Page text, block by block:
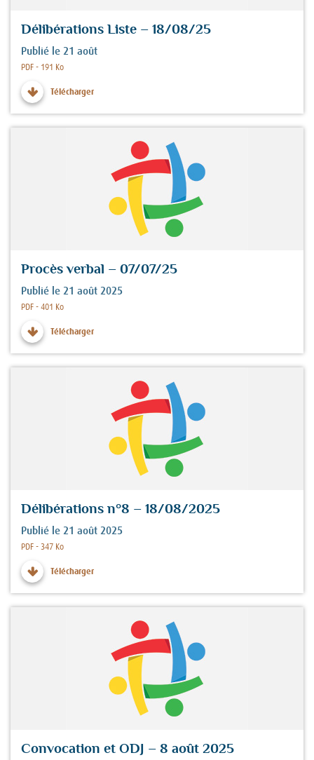
Délibérations Liste – 18/08/25
Publié le 21 août
Fichier :
PDF - 191 Ko
Télécharger
Procès verbal – 07/07/25
Publié le 21 août 2025
Fichier :
PDF - 401 Ko
Télécharger
Délibérations n°8 – 18/08/2025
Publié le 21 août 2025
Fichier :
PDF - 347 Ko
Télécharger
Convocation et ODJ – 8 août 2025